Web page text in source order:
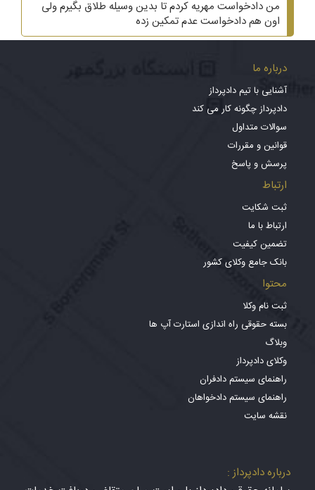
من دادخواست مهریه کردم تا بدین وسیله طلاق بگیرم ولی
اون هم دادخواست عدم تمکین زده
درباره ما
آشنایی با تیم دادپرداز
دادپرداز چگونه کار می کند
سوالات متداول
قوانین و مقررات
پرسش و پاسخ
ارتباط
ثبت شکایت
ارتباط با ما
تضمین کیفیت
بانک جامع وکلای کشور
محتوا
ثبت نام وکلا
بسته حقوقی راه اندازی استارت آپ ها
وبلاگ
وکلای دادپرداز
راهنمای سیستم دادفران
راهنمای سیستم دادخواهان
نقشه سایت
درباره دادپرداز :